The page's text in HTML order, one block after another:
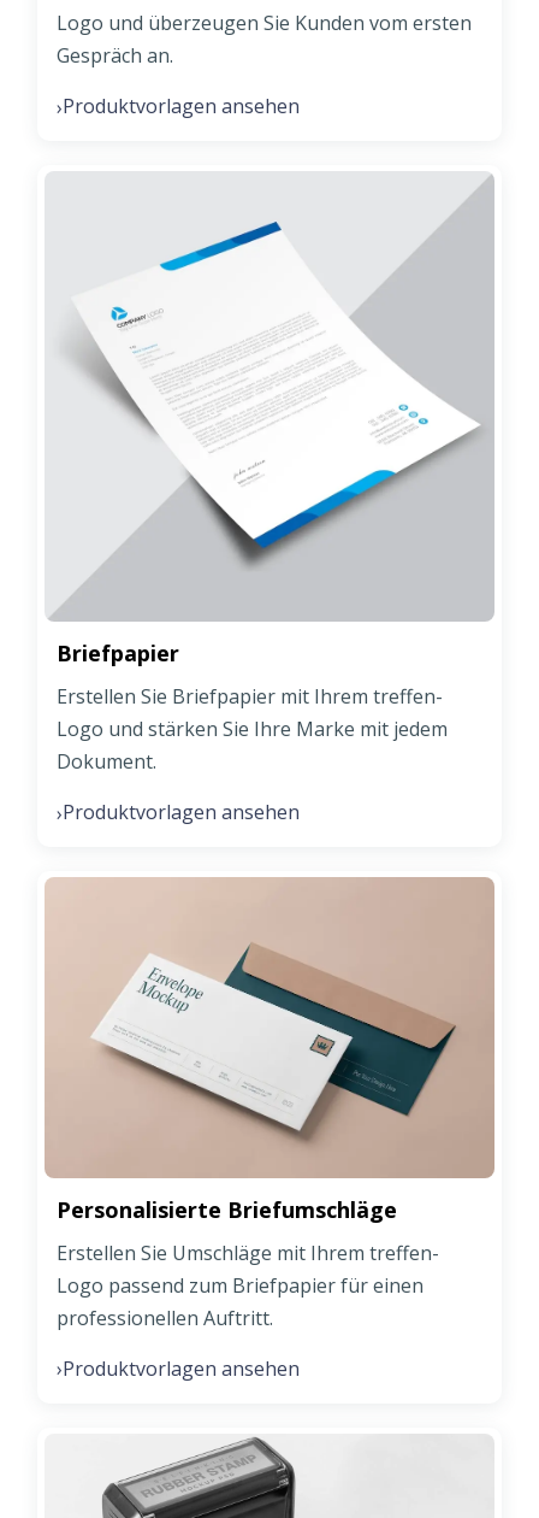
Logo und überzeugen Sie Kunden vom ersten
Gespräch an.
›Produktvorlagen ansehen
Briefpapier
Erstellen Sie Briefpapier mit Ihrem treffen-
Logo und stärken Sie Ihre Marke mit jedem
Dokument.
›Produktvorlagen ansehen
Personalisierte Briefumschläge
Erstellen Sie Umschläge mit Ihrem treffen-
Logo passend zum Briefpapier für einen
professionellen Auftritt.
›Produktvorlagen ansehen